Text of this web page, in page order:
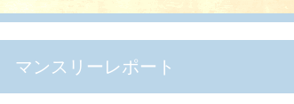
マンスリーレポート